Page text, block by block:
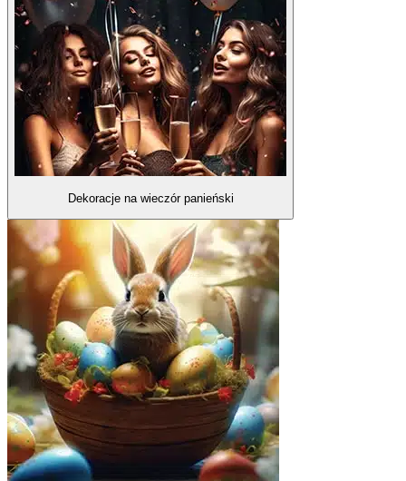
Dekoracje na wieczór panieński